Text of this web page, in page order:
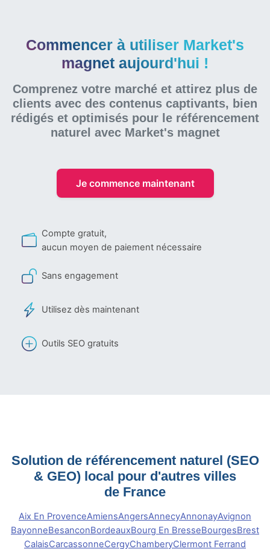
Commencer à utiliser Market's
magnet aujourd'hui !
Comprenez votre marché et attirez plus de
clients avec des contenus captivants, bien
rédigés et optimisés pour le référencement
naturel avec Market's magnet
Je commence maintenant
Compte gratuit,
aucun moyen de paiement nécessaire
Sans engagement
Utilisez dès maintenant
Outils SEO gratuits
Solution de référencement naturel (SEO
& GEO) local pour d'autres villes
de France
Aix En ProvenceAmiensAngersAnnecyAnnonayAvignon
BayonneBesanconBordeauxBourg En BresseBourgesBrest
CalaisCarcassonneCergyChamberyClermont Ferrand